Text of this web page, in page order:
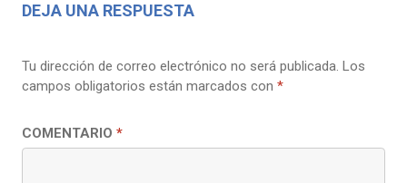
DEJA UNA RESPUESTA
Tu dirección de correo electrónico no será publicada. Los
campos obligatorios están marcados con *
COMENTARIO *